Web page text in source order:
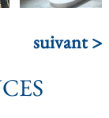
suivant >